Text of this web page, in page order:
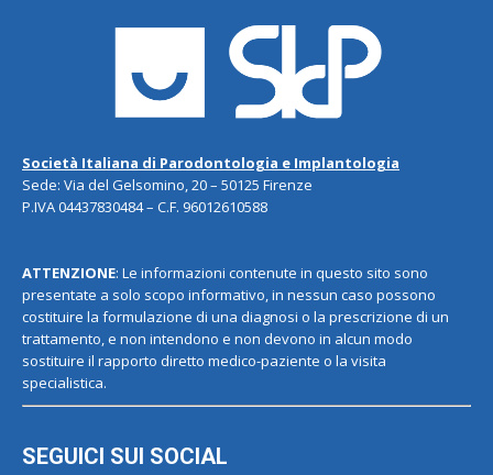
Società Italiana di Parodontologia e Implantologia
Sede: Via del Gelsomino, 20 – 50125 Firenze
P.IVA 04437830484 – C.F. 96012610588
ATTENZIONE: Le informazioni contenute in questo sito sono
presentate a solo scopo informativo, in nessun caso possono
costituire la formulazione di una diagnosi o la prescrizione di un
trattamento, e non intendono e non devono in alcun modo
sostituire il rapporto diretto medico-paziente o la visita
specialistica.
SEGUICI SUI SOCIAL